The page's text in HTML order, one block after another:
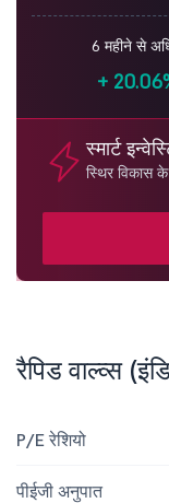
6 महीने से
+
स्मार्ट
स्थिर विकास
रैपिड वाल्व्स
P/E रेशियो
पीईजी अनुपात